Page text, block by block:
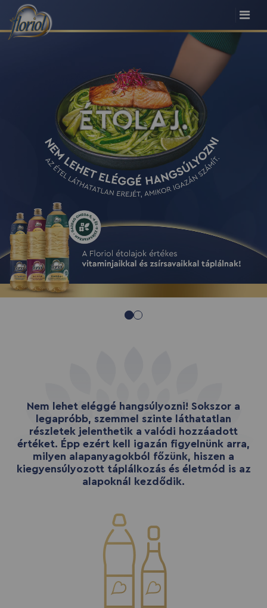
Nem lehet eléggé hangsúlyozni! Sokszor a
legapróbb, szemmel szinte láthatatlan
részletek jelenthetik a valódi hozzáadott
értéket. Épp ezért kell igazán figyelnünk arra,
milyen alapanyagokból főzünk, hiszen a
kiegyensúlyozott táplálkozás és életmód is az
alapoknál kezdődik.